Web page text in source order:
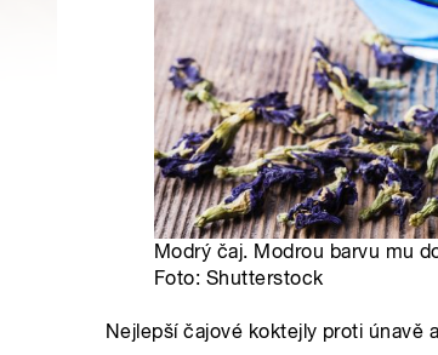
Modrý čaj. Modrou barvu mu
Foto: Shutterstock
Nejlepší čajové koktejly proti únavě